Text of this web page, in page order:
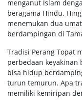
menganut Islam
beragama Hindu.
menemukan dua
berdampingan di
Tradisi Perang Topat
perbedaan keyakinan
bisa hidup
turun temurun. Apa
memiliki kemiripan